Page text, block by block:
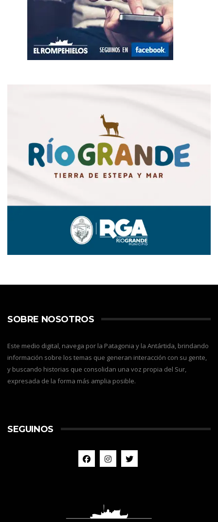
SOBRE NOSOTROS
Este medio digital, navega por la Patagonia y la Antártida, brindando
información sobre los temas que generan interacción con su gente,
y buscando historias que consolidan una voz propia del Sur,
expresada de la forma más amplia posible.
SEGUINOS